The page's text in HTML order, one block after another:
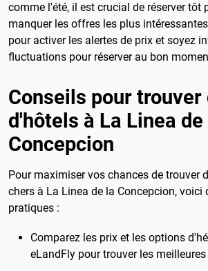
comme l'été, il est crucial de réserver tôt
manquer les offres les plus
pour activer les alertes de prix et soyez
fluctuations pour réserver au bon
Conseils pour
d'hôtels à La Linea de
Concepcion
Pour maximiser vos chances de trouver
chers à La Linea de la Concepcion, voici
pratiques :
Comparez les prix et les options
eLandFly pour trouver les